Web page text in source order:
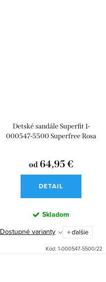
Detské sandále Superfit 1-
000547-5500 Superfree Rosa
od64,95 €
DETAIL
Skladom
Dostupné varianty + ďalšie
Kód: 1-000547-5500/22